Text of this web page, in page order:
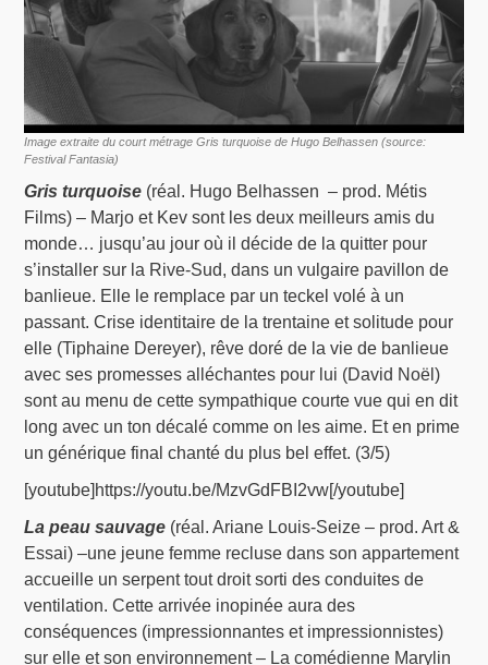
Image extraite du court métrage Gris turquoise de Hugo Belhassen (source:
Festival Fantasia)
Gris turquoise (réal. Hugo Belhassen – prod. Métis
Films) – Marjo et Kev sont les deux meilleurs amis du
monde… jusqu’au jour où il décide de la quitter pour
s’installer sur la Rive-Sud, dans un vulgaire pavillon de
banlieue. Elle le remplace par un teckel volé à un
passant. Crise identitaire de la trentaine et solitude pour
elle (Tiphaine Dereyer), rêve doré de la vie de banlieue
avec ses promesses alléchantes pour lui (David Noël)
sont au menu de cette sympathique courte vue qui en dit
long avec un ton décalé comme on les aime. Et en prime
un générique final chanté du plus bel effet. (3/5)
[youtube]https://youtu.be/MzvGdFBI2vw[/youtube]
La peau sauvage (réal. Ariane Louis-Seize – prod. Art &
Essai) –une jeune femme recluse dans son appartement
accueille un serpent tout droit sorti des conduites de
ventilation. Cette arrivée inopinée aura des
conséquences (impressionnantes et impressionnistes)
sur elle et son environnement – La comédienne Marylin